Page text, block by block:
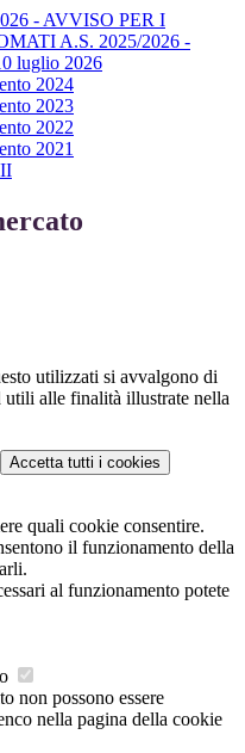
- AVVISO PER I
A.S. 2025/2026 -
luglio 2026
2024
2023
2022
2021
utilizzati si avvalgono di
utili alle finalità illustrate nella
Accetta tutti i cookies
quali cookie consentire.
il funzionamento della
al funzionamento potete
non possono essere
nella pagina della cookie